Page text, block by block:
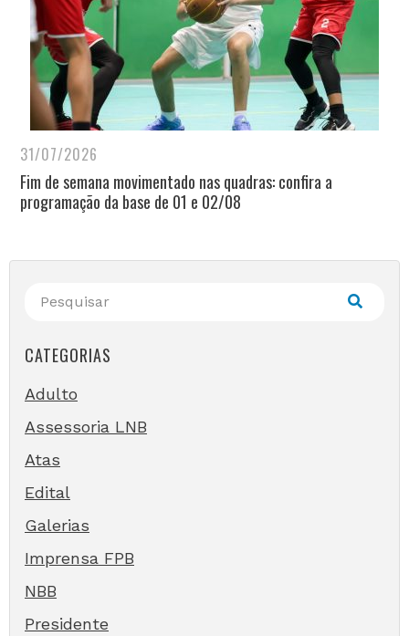
31/07/2026
Fim de semana movimentado nas quadras: confira a
programação da base de 01 e 02/08
CATEGORIAS
Adulto
Assessoria LNB
Atas
Edital
Galerias
Imprensa FPB
NBB
Presidente